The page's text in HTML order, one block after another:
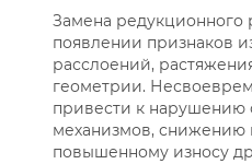
Замена
появлении признаков
расслоений,
геометрии.
привести к нарушению
механизмов, снижению
повышенному износу